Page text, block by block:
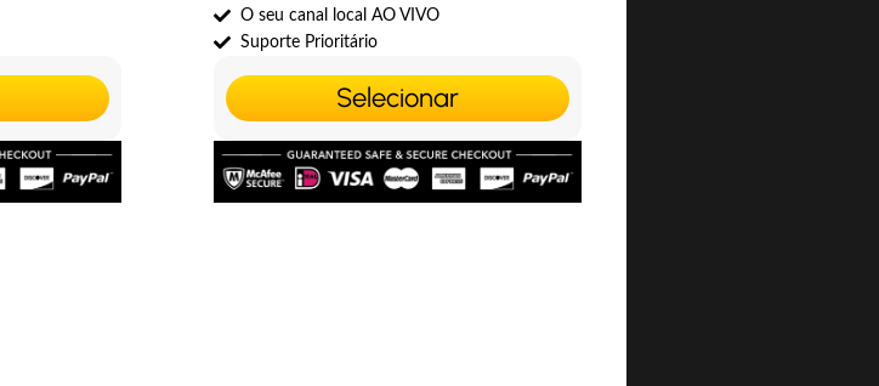
O seu canal local AO VIVO
Suporte Prioritário
Selecionar